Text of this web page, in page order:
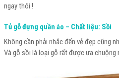
ngay thôi !
Tủ gỗ đựng quần áo – Chất liệu: Sồi
Không cần phải nhắc đến vẻ đẹp cũng
Và gỗ sồi là loại gỗ rất được ưa chuộng